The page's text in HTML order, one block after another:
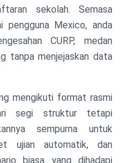
sekolah. Semasa
pengguna Mexico, anda
CURP, medan
tanpa menjejaskan data
mengikuti format rasmi
segi struktur tetapi
sempurna untuk
ujian automatik, dan
biasa yang dihadapi